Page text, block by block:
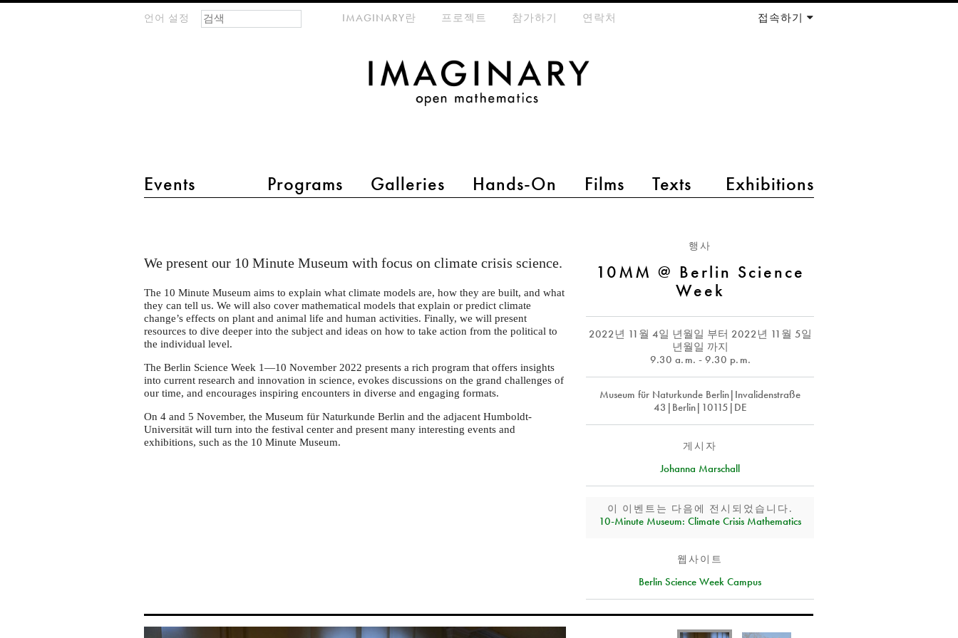
언어 설정
main menu 2
Events Programs Galleries Hands-On Films Texts Exhibitions
meta-menuIMAGINARY란 프로젝트 참가하기 연락처 접속하기
검색 폼
찾기
Berlin
Science
Week
행사
10MM @ Berlin Science
Week
2022년 11월 4일 년월일 부터 2022년 11월 5일
년월일 까지
9.30 a. m. - 9.30 p. m.
Museum für Naturkunde Berlin|Invalidenstraße
43|Berlin|10115|DE
게시자
Johanna Marschall
이 이벤트는 다음에 전시되었습니다.
10‑Minute Museum: Climate Crisis Mathematics
웹사이트
Berlin Science Week Campus
We present our 10 Minute Museum with focus on climate crisis science.
The 10 Minute Museum aims to explain what climate models are, how they are built, and what
they can tell us. We will also cover mathematical models that explain or predict climate
change’s effects on plant and animal life and human activities. Finally, we will present
resources to dive deeper into the subject and ideas on how to take action from the political to
the individual level.
The Berlin Science Week 1—10 November 2022 presents a rich program that offers insights
into current research and innovation in science, evokes discussions on the grand challenges of
our time, and encourages inspiring encounters in diverse and engaging formats.
On 4 and 5 November, the Museum für Naturkunde Berlin and the adjacent Humboldt-
Universität will turn into the festival center and present many interesting events and
exhibitions, such as the 10 Minute Museum.